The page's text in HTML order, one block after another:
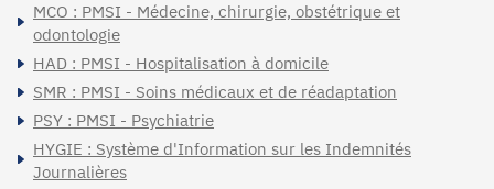
MCO : PMSI - Médecine, chirurgie, obstétrique et
odontologie
HAD : PMSI - Hospitalisation à domicile
SMR : PMSI - Soins médicaux et de réadaptation
PSY : PMSI - Psychiatrie
HYGIE : Système d'Information sur les Indemnités
Journalières